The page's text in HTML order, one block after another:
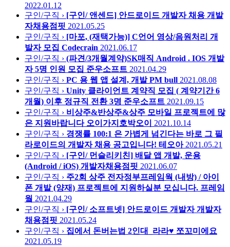
2022.01.12
구인/구직 › [구인/ 앤센드] 안드로이드 개발자 채용 개발
자채용점핏 2021.05.25
구인/구직 › [마포, (재택가능)] C언어 영상/음원처리 개
발자 모집 Codecrain 2021.06.17
구인/구직 › (파견/3개월계약)SK매직 Android . IOS 개발
자 5명 인원 모집 준우소프트 2021.04.29
구인/구직 › PC 용 웹 앱 설계, 개발 PM bull 2021.08.08
구인/구직 › Unity 클라이언트 계약직 모집 ( 계약기간 6
개월) 이후 정규직 전환 3명 준우소프트 2021.09.15
구인/구직 › 비상주&반상주&상주 모바일 프로젝트에 많
은 지원바랍니다 오이가지호박오이
2021.10.14
구인/구직 › 경쟁률 100:1 은 가볍게 넘긴다는 바로 그 필
라로이드의 개발자 채용 공고입니다! 테오아 2021.05.21
구인/구직 › [구인/ 먼슬리키친] 배달 앱 개발, 운용
(Android / iOS) 개발자채용점핏 2021.06.07
구인/구직 › 주2회 상주 전자정부프레임웍 (내방) / 아이
폰 개발 (양재) 프로젝트에 지원하실분 모십니다. 프레임
웤 2021.04.29
구인/구직 › [구인/ 소프트넷] 안드로이드 개발자 개발자
채용점핏 2021.05.24
구인/구직 › 집에서 돈버는법 2인대_라라♥ 쪼꼬미에요
2021.05.19